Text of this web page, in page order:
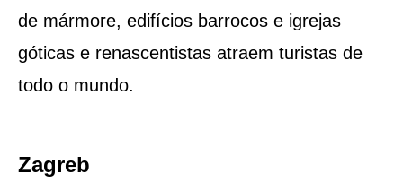
de mármore, edifícios barrocos e igrejas
góticas e renascentistas atraem turistas de
todo o mundo.
Zagreb